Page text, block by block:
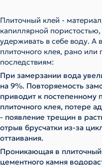
Плиточный клей -
капиллярной
удерживать в себе воду. А
плиточного клея, рано
последствиям:
При замерзании вода
на 9%. Повторяемость
приводит к постепенному
плиточного клея, потере
- появление трещин в
отрыв брусчатки из-за
оттаивания.
Проникающая в
цементного камня